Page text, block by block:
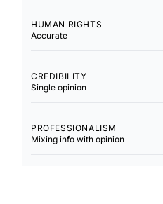
HUMAN RIGHTS
Accurate
CREDIBILITY
Single opinion
PROFESSIONALISM
Mixing info with opinion